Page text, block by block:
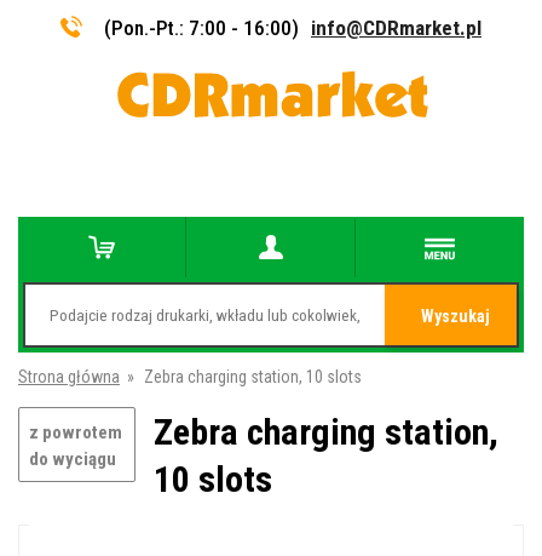
(Pon.-Pt.: 7:00 - 16:00) info@CDRmarket.pl
Wyszukaj
Strona główna » Zebra charging station, 10 slots
z powrotem
do wyciągu
Zebra charging station,
10 slots